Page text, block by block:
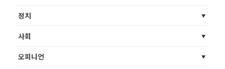
정치
사회
오피니언